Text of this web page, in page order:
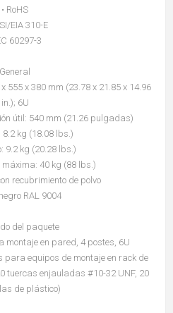
• RoHS
EIA 310-E
60297-3
General
555 x 380 mm (23.78 x 21.85 x 14.96
in.); 6U
útil: 540 mm (21.26 pulgadas)
8.2 kg (18.08 lbs.)
9.2 kg (20.28 lbs.)
40 kg (88 lbs.)
recubrimiento de polvo
RAL 9004
del paquete
montaje en pared, 4 postes, 6U
para equipos de montaje en rack de
tuercas enjauladas #10-32 UNF, 20
de plástico)